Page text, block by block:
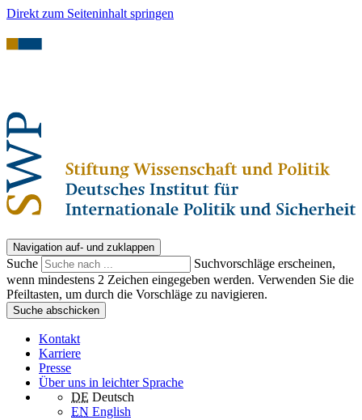
Direkt zum Seiteninhalt springen
Navigation auf- und zuklappen
Suche
Suchvorschläge erscheinen,
wenn mindestens 2 Zeichen eingegeben werden. Verwenden Sie die
Pfeiltasten, um durch die Vorschläge zu navigieren.
Suche abschicken
Kontakt
Karriere
Presse
Über uns in leichter Sprache
DE Deutsch
EN English